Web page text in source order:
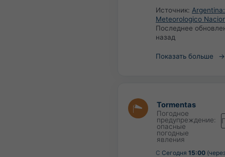
Источник:
Meteorologico
Последнее
назад
Показать больше
Tormentas
Погодное
предупреждение:
опасные
погодные
явления
С Сегодня 15:00